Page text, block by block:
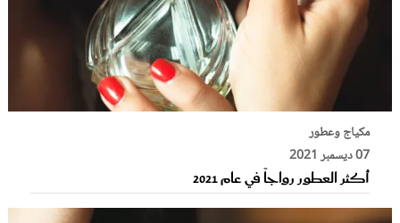
مكياج وعطور
07 ديسمبر 2021
أكثر العطور رواجاً في عام 2021